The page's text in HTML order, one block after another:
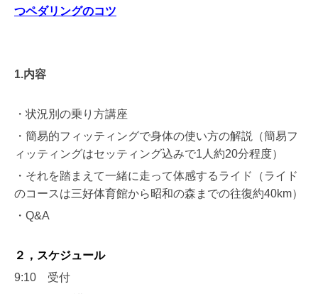
つペダリングのコツ
1.内容
・状況別の乗り方講座
・簡易的フィッティングで身体の使い方の解説（簡易フ
ィッティングはセッティング込みで1人約20分程度）
・それを踏まえて一緒に走って体感するライド（ライド
のコースは三好体育館から昭和の森までの往復約40km）
・Q&A
２，スケジュール
9:10 受付